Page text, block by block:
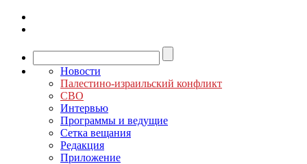
Новости
Палестино-израильский конфликт
СВО
Интервью
Программы и ведущие
Сетка вещания
Редакция
Приложение